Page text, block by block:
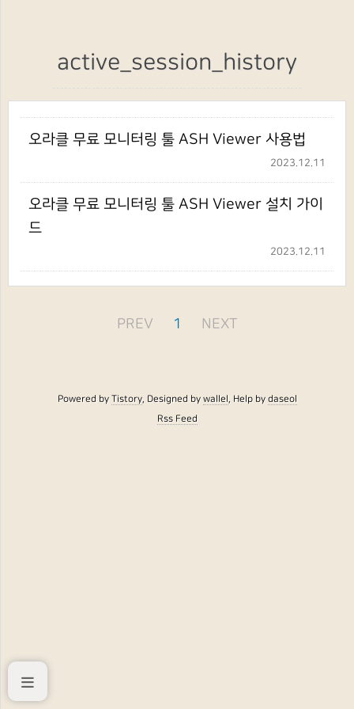
active_session_history
오라클 무료 모니터링 툴 ASH Viewer 사용법
2023.12.11
오라클 무료 모니터링 툴 ASH Viewer 설치 가이
드
2023.12.11
PREV 1 NEXT
Powered byTistory, Designed bywallel, Help bydaseol
Rss Feed